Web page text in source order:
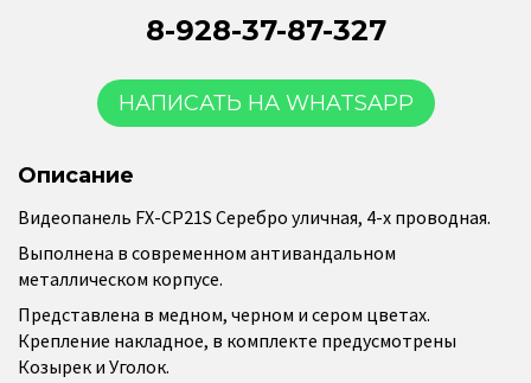
8-928-37-87-327
НАПИСАТЬ НА WHATSAPP
Описание
Видеопанель FX-CP21S Серебро уличная, 4-х проводная.
Выполнена в современном антивандальном
металлическом корпусе.
Представлена в медном, черном и сером цветах.
Крепление накладное, в комплекте предусмотрены
Козырек и Уголок.